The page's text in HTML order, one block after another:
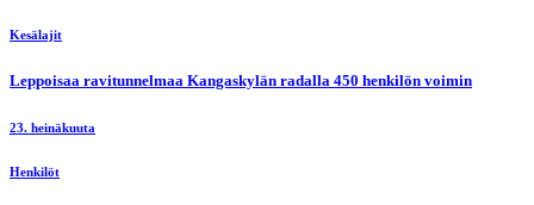
Kesälajit
Leppoisaa ravitunnelmaa Kangaskylän radalla 450 henkilön voimin
23. heinäkuuta
Henkilöt